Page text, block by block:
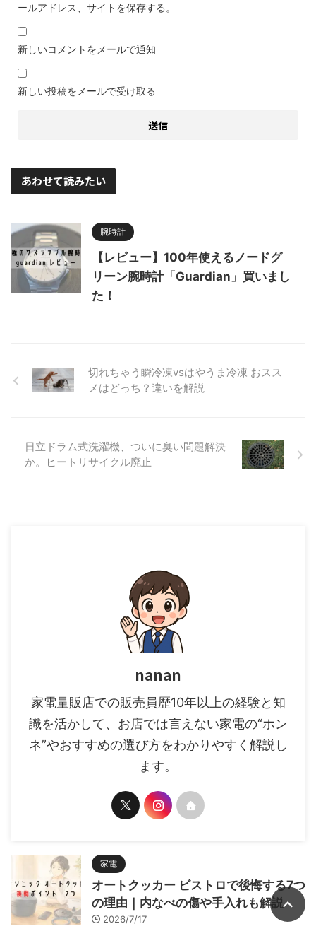
ールアドレス、サイトを保存する。
新しいコメントをメールで通知
新しい投稿をメールで受け取る
あわせて読みたい
腕時計
【レビュー】100年使えるノードグ
リーン腕時計「Guardian」買いまし
た！
切れちゃう瞬冷凍vsはやうま冷凍 おスス
メはどっち？違いを解説
日立ドラム式洗濯機、ついに臭い問題解決
か。ヒートリサイクル廃止
nanan
家電量販店での販売員歴10年以上の経験と知
識を活かして、お店では言えない家電の“ホン
ネ”やおすすめの選び方をわかりやすく解説し
ます。
家電
オートクッカー ビストロで後悔する7つ
の理由｜内なべの傷や手入れも解説
2026/7/17